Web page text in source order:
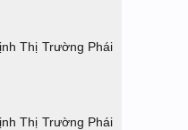
Thị Trường Phái
Thị Trường Phái